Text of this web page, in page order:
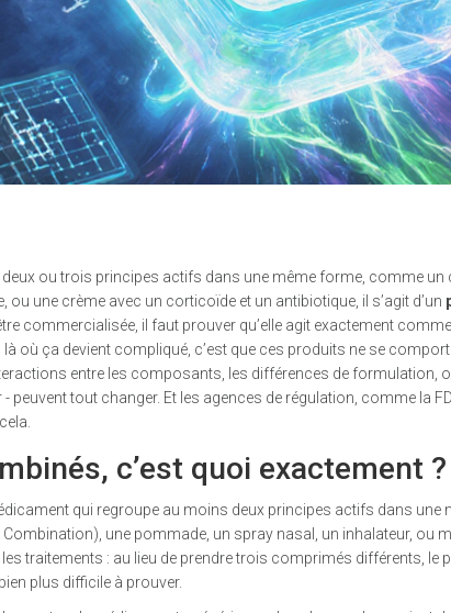
ou trois principes actifs dans une même forme, comme
ou une crème avec un corticoïde et un antibiotique, il s’agit d’un
commercialisée, il faut prouver qu’elle agit exactement comme
là où ça devient compliqué, c’est que ces produits ne se
entre les composants, les différences de formulation,
peuvent tout changer. Et les agences de régulation, comme la
c’est quoi exactement ?
qui regroupe au moins deux principes actifs dans une
une pommade, un spray nasal, un inhalateur, ou
traitements : au lieu de prendre trois comprimés différents, le
plus difficile à prouver.